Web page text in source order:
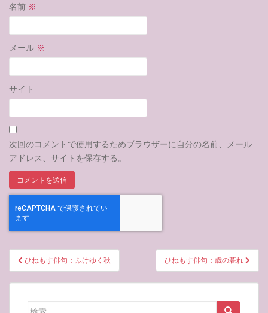
名前 ※
メール ※
サイト
次回のコメントで使用するためブラウザーに自分の名前、メール
アドレス、サイトを保存する。
投
稿
ナ
ひねもす俳句：ふけゆく秋 ひねもす俳句：歳の暮れ
検